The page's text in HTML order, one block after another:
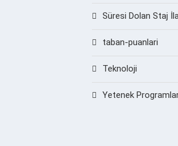
Süresi Dolan Staj
taban-puanlari
Teknoloji
Yetenek